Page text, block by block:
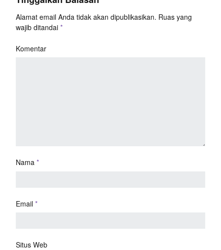
Alamat email Anda tidak akan dipublikasikan. Ruas yang
wajib ditandai *
Komentar
Nama *
Email *
Situs Web